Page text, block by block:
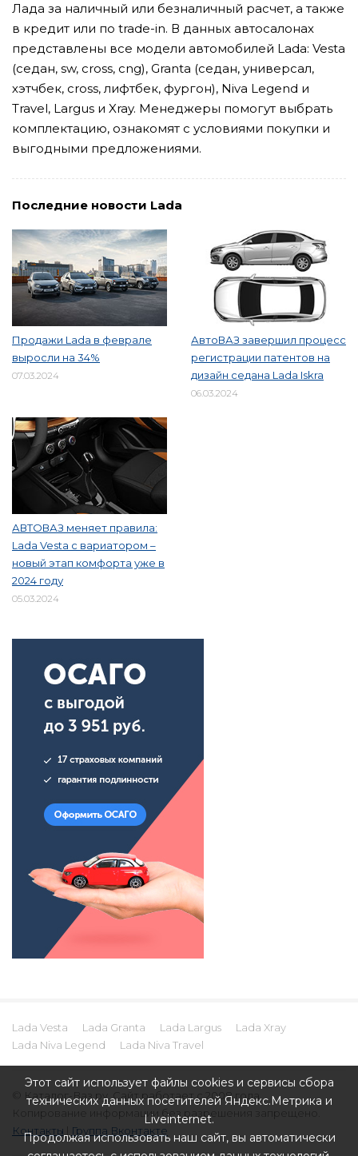
Лада за наличный или безналичный расчет, а также
в кредит или по trade-in. В данных автосалонах
представлены все модели автомобилей Lada: Vesta
(седан, sw, cross, cng), Granta (седан, универсал,
хэтчбек, cross, лифтбек, фургон), Niva Legend и
Travel, Largus и Xray. Менеджеры помогут выбрать
комплектацию, ознакомят с условиями покупки и
выгодными предложениями.
Последние новости Lada
Продажи Lada в феврале
выросли на 34%
07.03.2024
АвтоВАЗ завершил процесс
регистрации патентов на
дизайн седана Lada Iskra
06.03.2024
АВТОВАЗ меняет правила:
Lada Vesta с вариатором –
новый этап комфорта уже в
2024 году
05.03.2024
Lada Vesta Lada Granta Lada Largus
Lada Xray
Lada Niva Legend
Lada Niva Travel
© Каталог-Ваз.ру. Сайт работает с 2008 года.
Копирование информации без разрешения запрещено.
Контакты
Группа Вконтакте
Этот сайт использует файлы cookies и сервисы сбора
технических данных посетителей Яндекс.Метрика и
Liveinternet.
Продолжая использовать наш сайт, вы автоматически